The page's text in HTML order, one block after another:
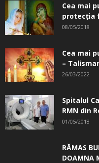
Cea mai
protecția
08/05/2018
Cea mai
–
26/03/2022
Spitalul
RMN din
01/05/2018
RĂMAS
DOAMNA